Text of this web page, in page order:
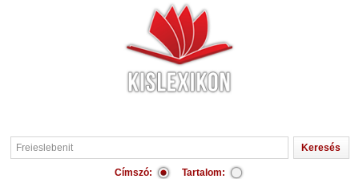
Címszó: Tartalom: